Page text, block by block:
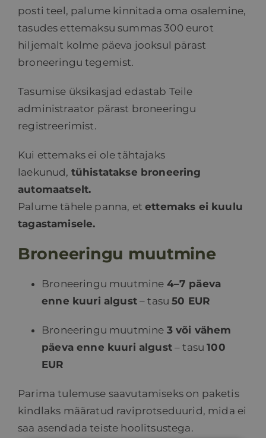
posti teel, palume kinnitada oma osalemine,
tasudes ettemaksu summas 300 eurot
hiljemalt kolme päeva jooksul pärast
broneeringu tegemist.
Tasumise üksikasjad edastab Teile
administraator pärast broneeringu
registreerimist.
Kui ettemaks ei ole tähtajaks
laekunud, tühistatakse broneering
automaatselt.
Palume tähele panna, etettemaks ei kuulu
tagastamisele.
Broneeringu muutmine
Broneeringu muutmine 4–7 päeva
enne kuuri algust– tasu50 EUR
Broneeringu muutmine 3 või vähem
päeva enne kuuri algust– tasu100
EUR
Parima tulemuse saavutamiseks on paketis
kindlaks määratud raviprotseduurid, mida ei
saa asendada teiste hoolitsustega.